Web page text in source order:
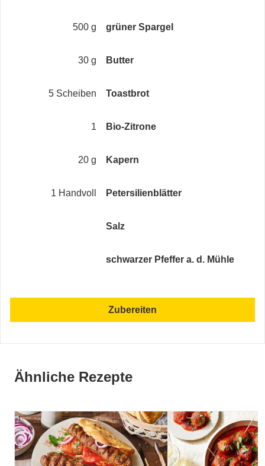
500 g grüner Spargel
30 g Butter
5 Scheiben Toastbrot
1 Bio-Zitrone
20 g Kapern
1 Handvoll Petersilienblätter
Salz
schwarzer Pfeffer a. d. Mühle
Zubereiten
Ähnliche Rezepte